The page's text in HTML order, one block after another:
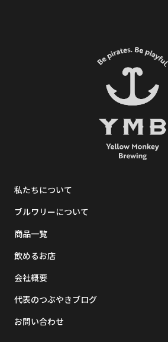
私たちについて
ブルワリーについて
商品一覧
飲めるお店
会社概要
代表のつぶやきブログ
お問い合わせ